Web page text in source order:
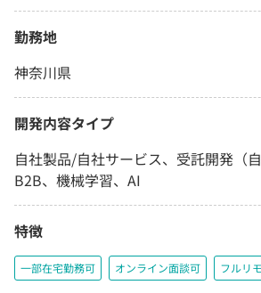
勤務地
神奈川県
開発内容タイプ
自社製品/自社サービス、受託開発（自
B2B、機械学習、AI
特徴
一部在宅勤務可 オンライン面談可 フルリ